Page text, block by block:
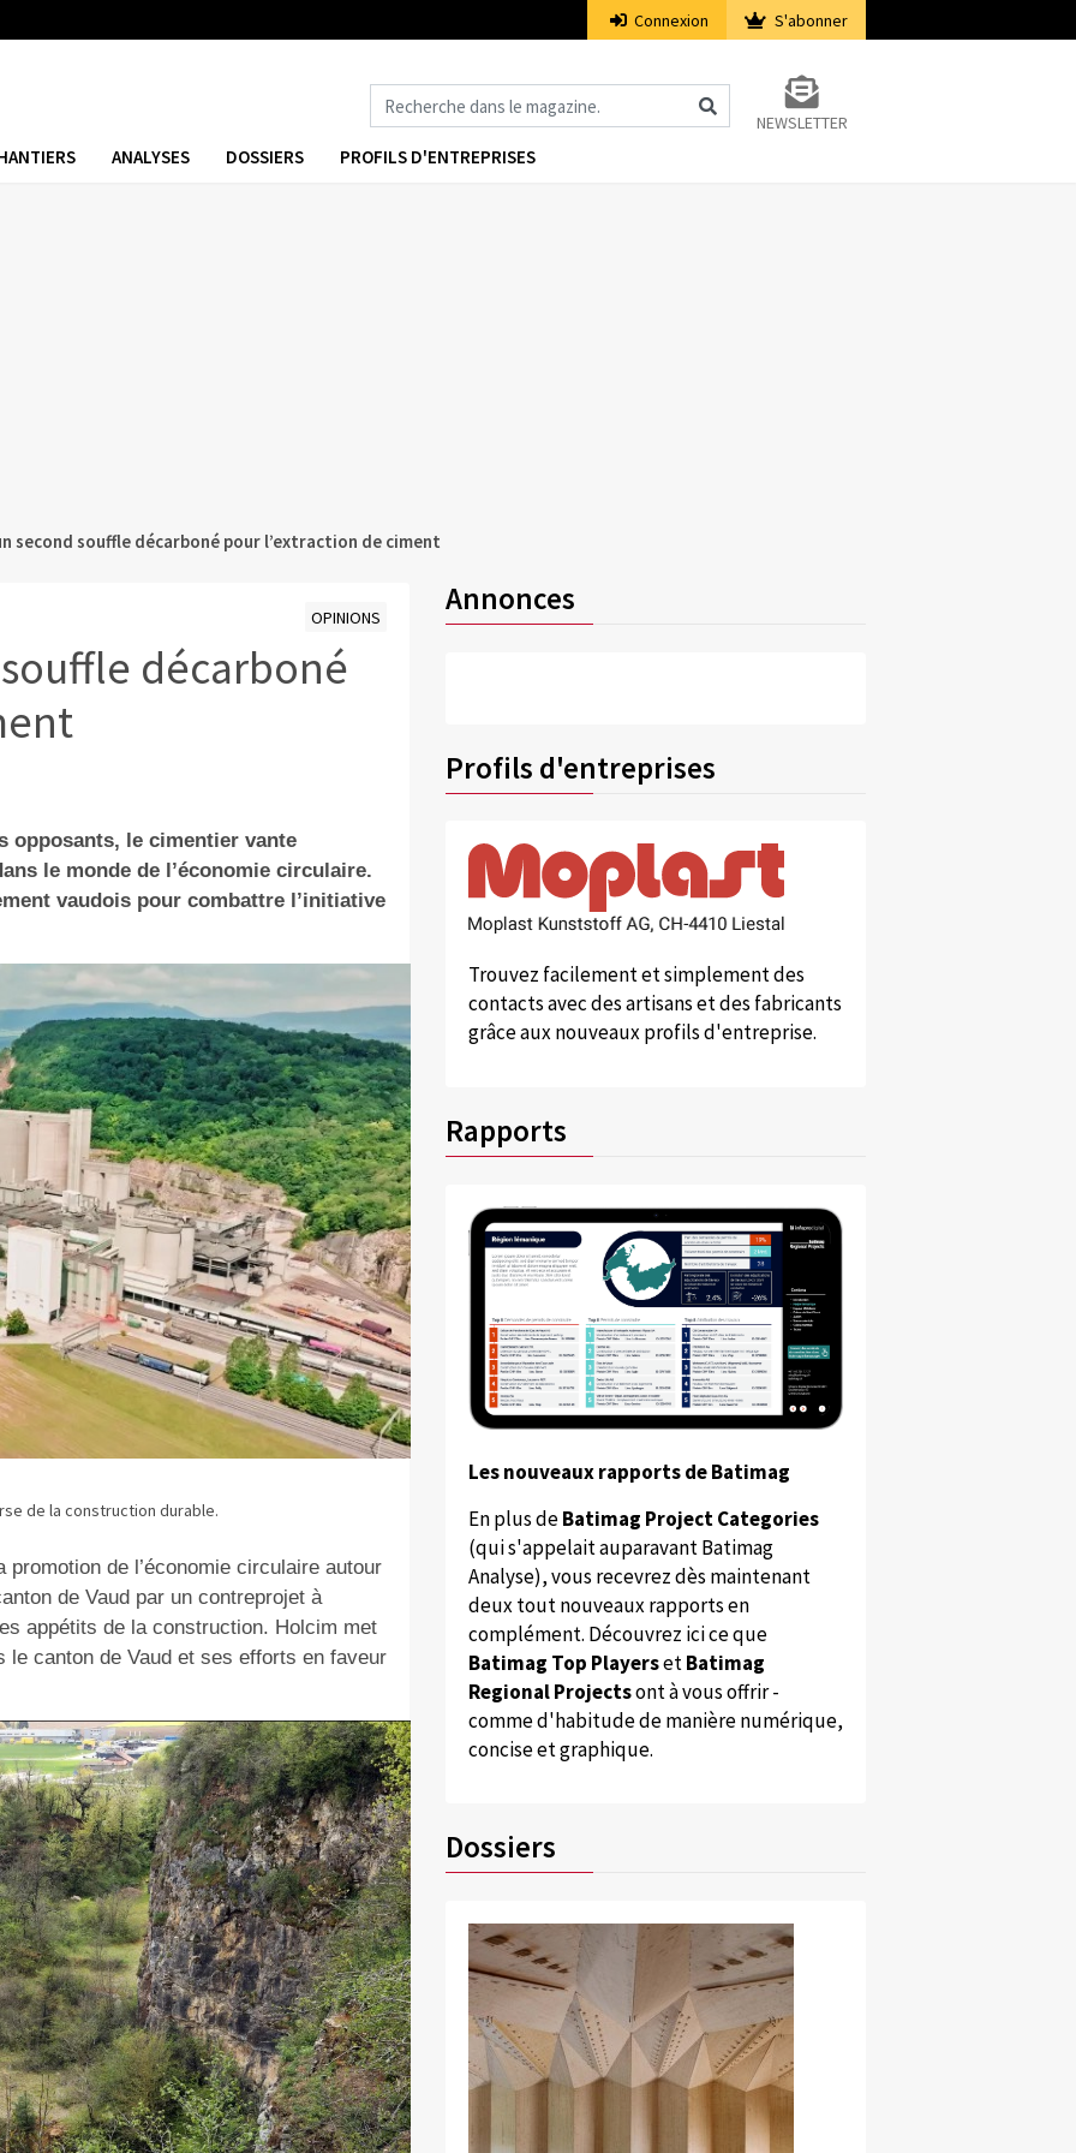
Connexion S'abonner
NEWSLETTER
ANALYSES DOSSIERS PROFILS D'ENTREPRISES
second souffle décarboné pour l’extraction de ciment
OPINIONS
décarboné
opposants, le cimentier vante
le monde de l’économie circulaire.
vaudois pour combattre l’initiative
de la construction durable.
de l’économie circulaire autour
de Vaud par un contreprojet à
appétits de la construction. Holcim met
canton de Vaud et ses efforts en faveur
Annonces
Profils d'entreprises
Trouvez facilement et simplement des
contacts avec des artisans et des fabricants
grâce aux nouveaux profils d'entreprise.
Rapports
Les nouveaux rapports de Batimag
En plus deBatimag Project Categories
(qui s'appelait auparavant Batimag
Analyse), vous recevrez dès maintenant
deux tout nouveaux rapports en
complément. Découvrez ici ce que
Batimag Top PlayersetBatimag
Regional Projectsont à vous offrir -
comme d'habitude de manière numérique,
concise et graphique.
Dossiers